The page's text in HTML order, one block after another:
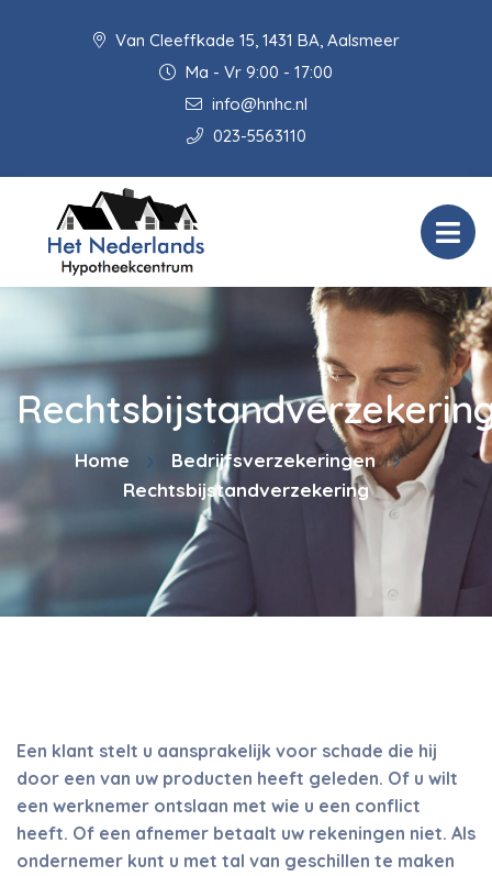
Van Cleeffkade 15, 1431 BA, Aalsmeer
Ma - Vr 9:00 - 17:00
info@hnhc.nl
023-5563110
Home
Bedrijfsverzekeringen
Rechtsbijstandverzekering
Een klant stelt u aansprakelijk voor schade die hij
door een van uw producten heeft geleden. Of u wilt
een werknemer ontslaan met wie u een conflict
heeft. Of een afnemer betaalt uw rekeningen niet. Als
ondernemer kunt u met tal van geschillen te maken